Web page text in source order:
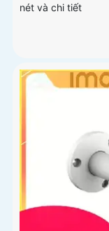
nét và chi tiết